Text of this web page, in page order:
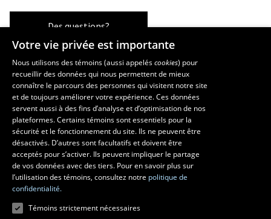
Des questions?
Les écoles et la recherche
École d’art
École supérieure d’aménagement du territoire et de développement
régional
École de design
Centre de recherche en aménagement et développement
Votre vie privée est importante
Nous utilisons des témoins (aussi appeléscookies) pour
recueillir des données qui nous permettent de mieux
connaître le parcours des personnes qui visitent notre site
et de toujours améliorer votre expérience. Ces données
servent aussi à des fins d’analyse et d’optimisation de nos
plateformes. Certains témoins sont essentiels pour la
sécurité et le fonctionnement du site. Ils ne peuvent être
désactivés. D’autres sont facultatifs et doivent être
acceptés pour s’activer. Ils peuvent impliquer le partage
de vos données avec des tiers. Pour en savoir plus sur
l’utilisation des témoins, consultez notre politique de
confidentialité.
Témoins strictement nécessaires